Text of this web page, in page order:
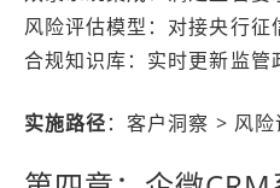
风险评估模型：对接央行
合规知识库：实时更新监管
实施路径：客户洞察 > 风